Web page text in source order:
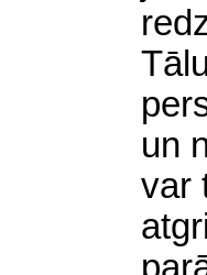
un
var